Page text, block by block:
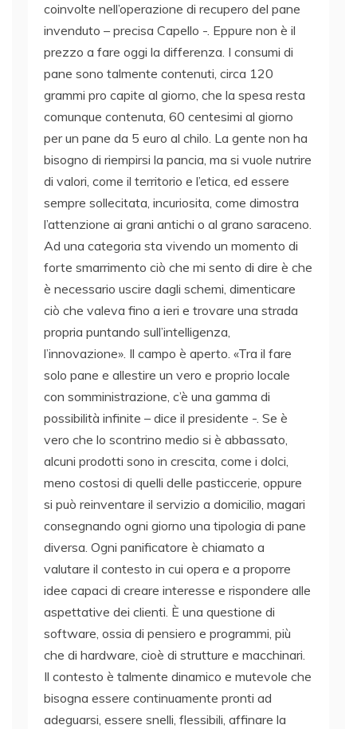
coinvolte nell’operazione di recupero del pane
invenduto – precisa Capello -. Eppure non è il
prezzo a fare oggi la differenza. I consumi di
pane sono talmente contenuti, circa 120
grammi pro capite al giorno, che la spesa resta
comunque contenuta, 60 centesimi al giorno
per un pane da 5 euro al chilo. La gente non ha
bisogno di riempirsi la pancia, ma si vuole nutrire
di valori, come il territorio e l’etica, ed essere
sempre sollecitata, incuriosita, come dimostra
l’attenzione ai grani antichi o al grano saraceno.
Ad una categoria sta vivendo un momento di
forte smarrimento ciò che mi sento di dire è che
è necessario uscire dagli schemi, dimenticare
ciò che valeva fino a ieri e trovare una strada
propria puntando sull’intelligenza,
l’innovazione». Il campo è aperto. «Tra il fare
solo pane e allestire un vero e proprio locale
con somministrazione, c’è una gamma di
possibilità infinite – dice il presidente -. Se è
vero che lo scontrino medio si è abbassato,
alcuni prodotti sono in crescita, come i dolci,
meno costosi di quelli delle pasticcerie, oppure
si può reinventare il servizio a domicilio, magari
consegnando ogni giorno una tipologia di pane
diversa. Ogni panificatore è chiamato a
valutare il contesto in cui opera e a proporre
idee capaci di creare interesse e rispondere alle
aspettative dei clienti. È una questione di
software, ossia di pensiero e programmi, più
che di hardware, cioè di strutture e macchinari.
Il contesto è talmente dinamico e mutevole che
bisogna essere continuamente pronti ad
adeguarsi, essere snelli, flessibili, affinare la